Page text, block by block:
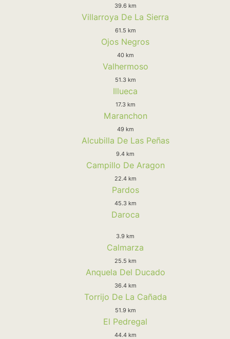
39.6 km
Villarroya De La Sierra
61.5 km
Ojos Negros
40 km
Valhermoso
51.3 km
Illueca
17.3 km
Maranchon
49 km
Alcubilla De Las Peñas
9.4 km
Campillo De Aragon
22.4 km
Pardos
45.3 km
Daroca
3.9 km
Calmarza
25.5 km
Anquela Del Ducado
36.4 km
Torrijo De La Cañada
51.9 km
El Pedregal
44.4 km